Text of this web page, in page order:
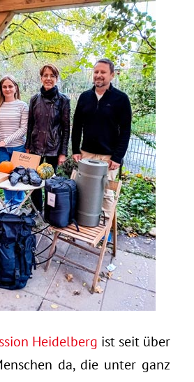
Heidelberg ist seit über
da, die unter ganz